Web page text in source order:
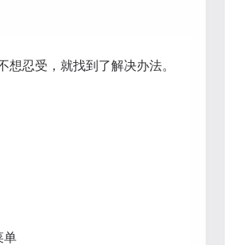
忍受，就找到了解决办法。
单